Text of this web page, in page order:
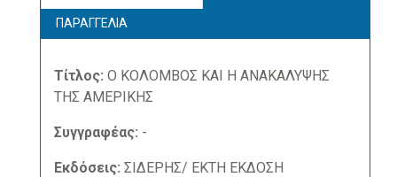
ΠΑΡΑΓΓΕΛΙΑ
Τίτλος: Ο ΚΟΛΟΜΒΟΣ ΚΑΙ Η ΑΝΑΚΑΛΥΨΗΣ
ΤΗΣ ΑΜΕΡΙΚΗΣ
Συγγραφέας: -
Εκδόσεις: ΣΙΔΕΡΗΣ/ ΕΚΤΗ ΕΚΔΟΣΗ